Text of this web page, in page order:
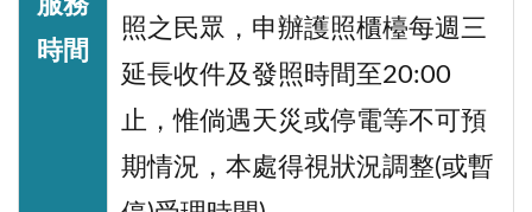
服務
時間
照之民眾，申辦護照櫃檯每週三
延長收件及發照時間至20:00
止，惟倘遇天災或停電等不可預
期情況，本處得視狀況調整(或暫